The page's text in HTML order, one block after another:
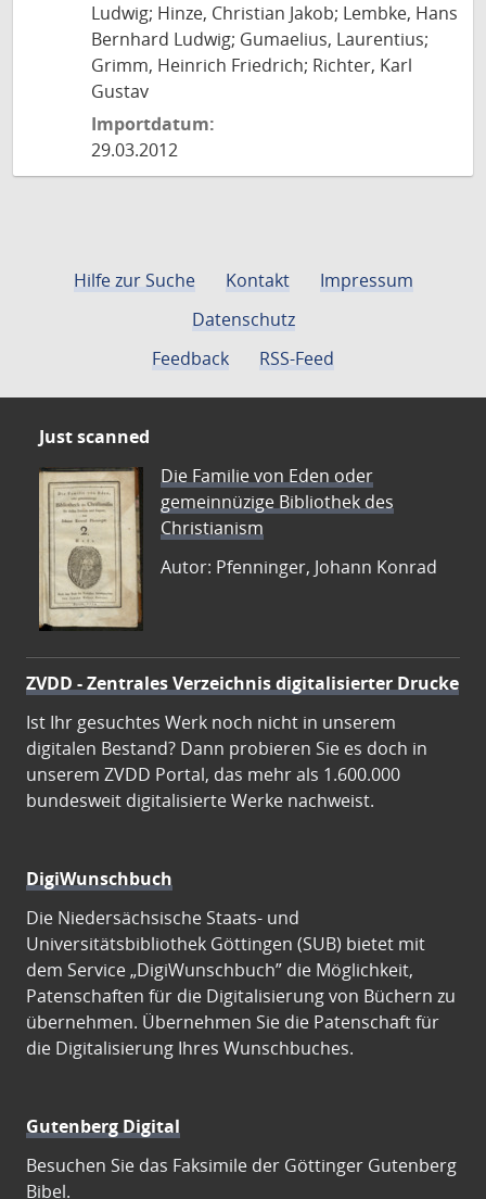
Ludwig; Hinze, Christian Jakob; Lembke, Hans
Bernhard Ludwig; Gumaelius, Laurentius;
Grimm, Heinrich Friedrich; Richter, Karl
Gustav
Importdatum:
29.03.2012
Hilfe zur Suche Kontakt
Impressum
Datenschutz
Feedback
RSS-Feed
Just scanned
Die Familie von Eden oder
gemeinnüzige Bibliothek des
Christianism
Autor: Pfenninger, Johann Konrad
ZVDD - Zentrales Verzeichnis digitalisierter Drucke
Ist Ihr gesuchtes Werk noch nicht in unserem
digitalen Bestand? Dann probieren Sie es doch in
unserem ZVDD Portal, das mehr als 1.600.000
bundesweit digitalisierte Werke nachweist.
DigiWunschbuch
Die Niedersächsische Staats- und
Universitätsbibliothek Göttingen (SUB) bietet mit
dem Service „DigiWunschbuch” die Möglichkeit,
Patenschaften für die Digitalisierung von Büchern zu
übernehmen. Übernehmen Sie die Patenschaft für
die Digitalisierung Ihres Wunschbuches.
Gutenberg Digital
Besuchen Sie das Faksimile der Göttinger Gutenberg
Bibel.